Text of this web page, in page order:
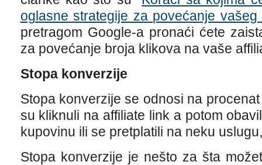
oglasne strategije za povećanje vašeg
pretragom Google-a pronaći ćete
za povećanje broja klikova na vaše
Stopa konverzije
Stopa konverzije se odnosi na
su kliknuli na affiliate link a potom
kupovinu ili se pretplatili na neku
Stopa konverzije je nešto za šta